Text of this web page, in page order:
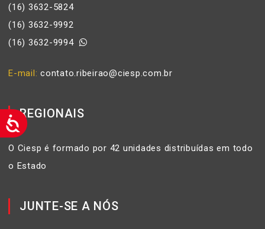
(16) 3632-5824
(16) 3632-9992
(16) 3632-9994
E-mail contato.ribeirao@ciesp.com.br
REGIONAIS
O Ciesp é formado por 42 unidades distribuídas em todo
o Estado
JUNTE-SE A NÓS